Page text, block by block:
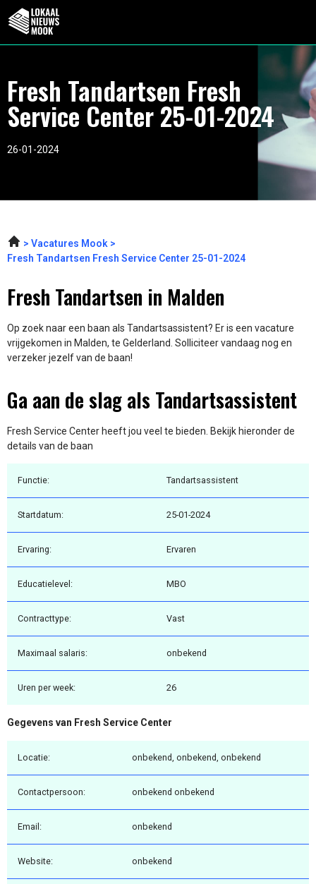
Fresh Tandartsen Fresh
Service Center 25-01-2024
26-01-2024
Vacatures Mook
Fresh Tandartsen Fresh Service Center 25-01-2024
Fresh Tandartsen in Malden
Op zoek naar een baan als Tandartsassistent? Er is een vacature
vrijgekomen in Malden, te Gelderland. Solliciteer vandaag nog en
verzeker jezelf van de baan!
Ga aan de slag als Tandartsassistent
Fresh Service Center heeft jou veel te bieden. Bekijk hieronder de
details van de baan
Functie: Tandartsassistent
Startdatum: 25-01-2024
Ervaring: Ervaren
Educatielevel: MBO
Contracttype: Vast
Maximaal salaris: onbekend
Uren per week: 26
Gegevens van Fresh Service Center
Locatie: onbekend, onbekend, onbekend
Contactpersoon: onbekend onbekend
Email: onbekend
Website: onbekend